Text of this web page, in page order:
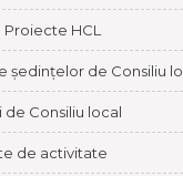
HCL
ședințelor de Consiliu
de Consiliu local
de activitate